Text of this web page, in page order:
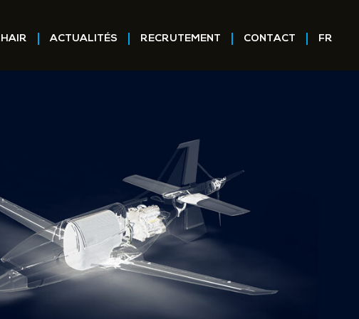
ACTUALITÉS RECRUTEMENT CONTACT FR